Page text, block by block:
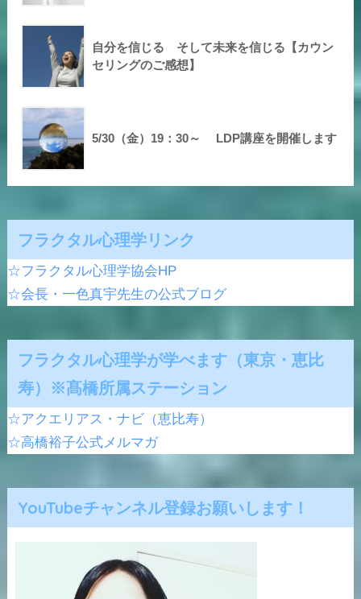
自分を信じる そして未来を信じる【カウン
セリングのご感想】
5/30（金）19：30～ LDP講座を開催します
フラクタル心理学リンク
☆フラクタル心理学協会HP
☆会長・一色真宇先生の公式ブログ
フラクタル心理学が学べます（東京・恵比
寿）※髙橋所属ステーション
☆アクエリアス・ナビ（恵比寿）
☆高橋裕子公式メルマガ
YouTubeチャンネル登録お願いします！